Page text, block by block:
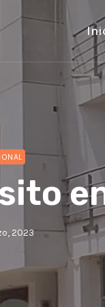
2023